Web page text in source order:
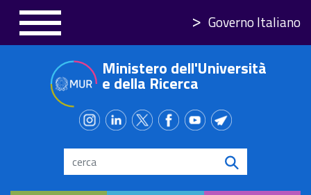
principale
Governo Italiano
Ministero dell'Università
e della Ricerca
Search